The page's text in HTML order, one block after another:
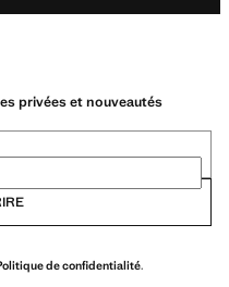
privées et nouveautés
de confidentialité.